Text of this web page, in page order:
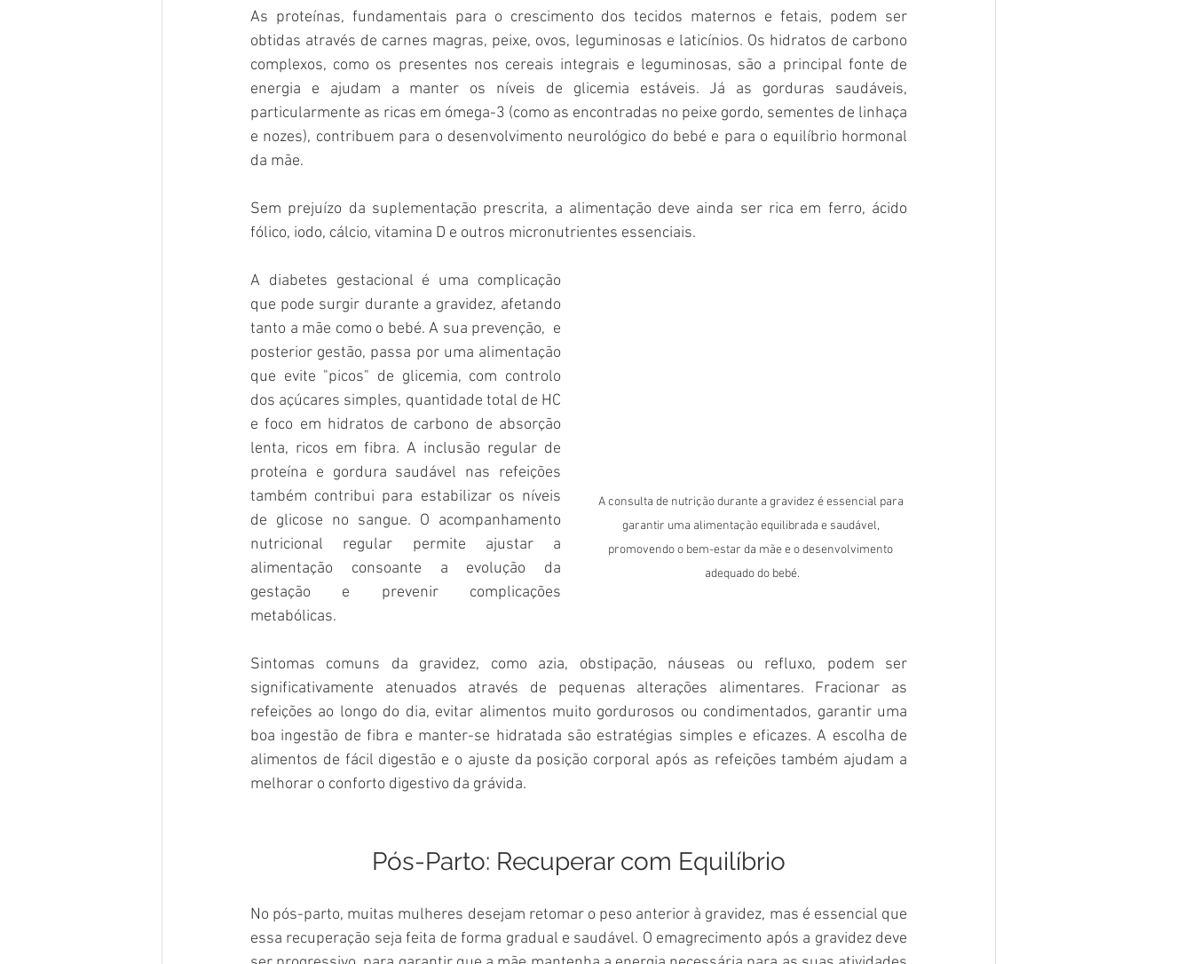
As proteínas, fundamentais para o crescimento dos tecidos maternos e fetais, podem ser
obtidas através de carnes magras, peixe, ovos, leguminosas e laticínios. Os hidratos de carbono
complexos, como os presentes nos cereais integrais e leguminosas, são a principal fonte de
energia e ajudam a manter os níveis de glicemia estáveis. Já as gorduras saudáveis,
particularmente as ricas em ómega-3 (como as encontradas no peixe gordo, sementes de linhaça
e nozes), contribuem para o desenvolvimento neurológico do bebé e para o equilíbrio hormonal
da mãe.
Sem prejuízo da suplementação prescrita, a alimentação deve ainda ser rica em ferro, ácido
fólico, iodo, cálcio, vitamina D e outros micronutrientes essenciais.
A consulta de nutrição durante a gravidez é essencial para
garantir uma alimentação equilibrada e saudável,
promovendo o bem-estar da mãe e o desenvolvimento
adequado do bebé.
A diabetes gestacional é uma complicação
que pode surgir durante a gravidez, afetando
tanto a mãe como o bebé. A sua prevenção,  e
posterior gestão, passa por uma alimentação
que evite "picos" de glicemia, com controlo
dos açúcares simples, quantidade total de HC
e foco em hidratos de carbono de absorção
lenta, ricos em fibra. A inclusão regular de
proteína e gordura saudável nas refeições
também contribui para estabilizar os níveis
de glicose no sangue. O acompanhamento
nutricional regular permite ajustar a
alimentação consoante a evolução da
gestação e prevenir complicações
metabólicas.
Sintomas comuns da gravidez, como azia, obstipação, náuseas ou refluxo, podem ser
significativamente atenuados através de pequenas alterações alimentares. Fracionar as
refeições ao longo do dia, evitar alimentos muito gordurosos ou condimentados, garantir uma
boa ingestão de fibra e manter-se hidratada são estratégias simples e eficazes. A escolha de
alimentos de fácil digestão e o ajuste da posição corporal após as refeições também ajudam a
melhorar o conforto digestivo da grávida.
Pós-Parto: Recuperar com Equilíbrio
No pós-parto, muitas mulheres desejam retomar o peso anterior à gravidez, mas é essencial que
essa recuperação seja feita de forma gradual e saudável. O emagrecimento após a gravidez deve